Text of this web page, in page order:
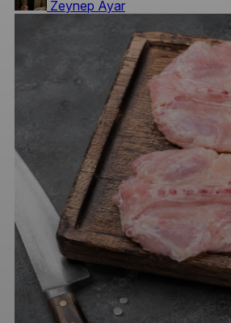
Zeynep Ayar